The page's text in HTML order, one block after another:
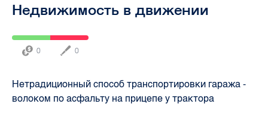
Недвижимость в движении
0 0
Нетрадиционный способ транспортировки гаража -
волоком по асфальту на прицепе у трактора